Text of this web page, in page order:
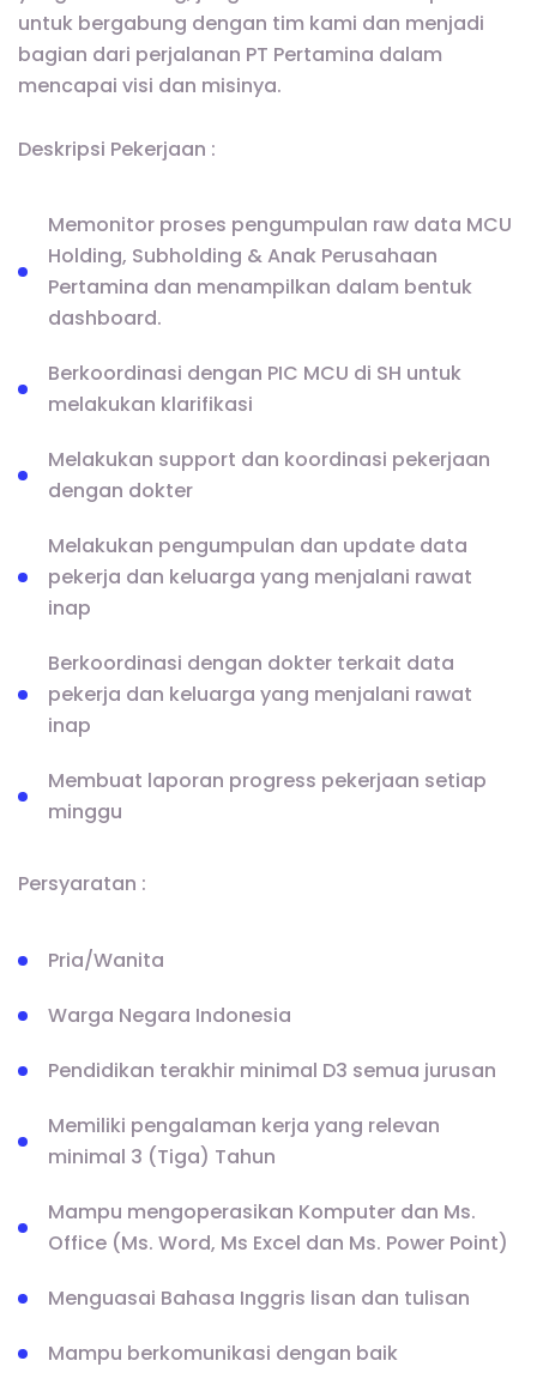
untuk bergabung dengan tim kami dan menjadi
bagian dari perjalanan PT Pertamina dalam
mencapai visi dan misinya.
Deskripsi Pekerjaan :
Memonitor proses pengumpulan raw data MCU
Holding, Subholding & Anak Perusahaan
Pertamina dan menampilkan dalam bentuk
dashboard.
Berkoordinasi dengan PIC MCU di SH untuk
melakukan klarifikasi
Melakukan support dan koordinasi pekerjaan
dengan dokter
Melakukan pengumpulan dan update data
pekerja dan keluarga yang menjalani rawat
inap
Berkoordinasi dengan dokter terkait data
pekerja dan keluarga yang menjalani rawat
inap
Membuat laporan progress pekerjaan setiap
minggu
Persyaratan :
Pria/Wanita
Warga Negara Indonesia
Pendidikan terakhir minimal D3 semua jurusan
Memiliki pengalaman kerja yang relevan
minimal 3 (Tiga) Tahun
Mampu mengoperasikan Komputer dan Ms.
Office (Ms. Word, Ms Excel dan Ms. Power Point)
Menguasai Bahasa Inggris lisan dan tulisan
Mampu berkomunikasi dengan baik